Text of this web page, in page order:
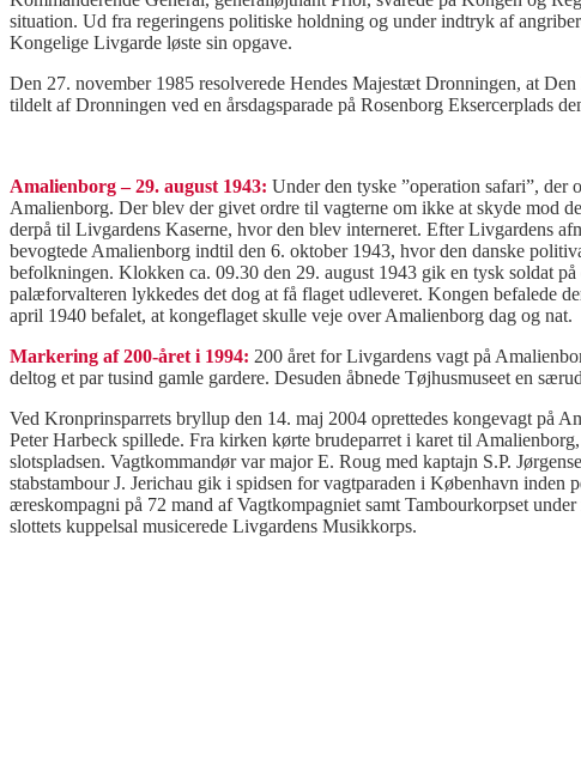
situation. Ud fra regeringens politiske holdning og under indtryk af
Kongelige Livgarde løste sin opgave.
Den 27. november 1985 resolverede Hendes Majestæt Dronningen, at
tildelt af Dronningen ved en årsdagsparade på Rosenborg Eksercerplads
Amalienborg – 29. august 1943: Under den tyske ”operation safari”, der
Amalienborg. Der blev der givet ordre til vagterne om ikke at skyde mod
derpå til Livgardens Kaserne, hvor den blev interneret. Efter Livgardens
bevogtede Amalienborg indtil den 6. oktober 1943, hvor den danske
befolkningen. Klokken ca. 09.30 den 29. august 1943 gik en tysk soldat
palæforvalteren lykkedes det dog at få flaget udleveret. Kongen befalede
april 1940 befalet, at kongeflaget skulle veje over Amalienborg dag og nat.
Markering af 200-året i 1994: 200 året for Livgardens vagt på
deltog et par tusind gamle gardere. Desuden åbnede Tøjhusmuseet en
Ved Kronprinsparrets bryllup den 14. maj 2004 oprettedes kongevagt på
Peter Harbeck spillede. Fra kirken kørte brudeparret i karet til
slotspladsen. Vagtkommandør var major E. Roug med kaptajn S.P.
stabstambour J. Jerichau gik i spidsen for vagtparaden i København
æreskompagni på 72 mand af Vagtkompagniet samt Tambourkorpset
slottets kuppelsal musicerede Livgardens Musikkorps.